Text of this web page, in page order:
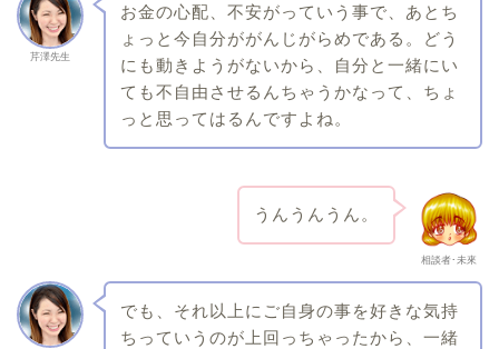
芹澤先生
お金の心配、不安がっていう事で、あとち
ょっと今自分ががんじがらめである。どう
にも動きようがないから、自分と一緒にい
ても不自由させるんちゃうかなって、ちょ
っと思ってはるんですよね。
相談者･未來
うんうんうん。
でも、それ以上にご自身の事を好きな気持
ちっていうのが上回っちゃったから、一緒